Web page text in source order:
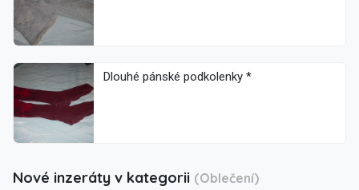
Dlouhé pánské podkolenky *
Nové inzeráty v kategorii (Oblečení)